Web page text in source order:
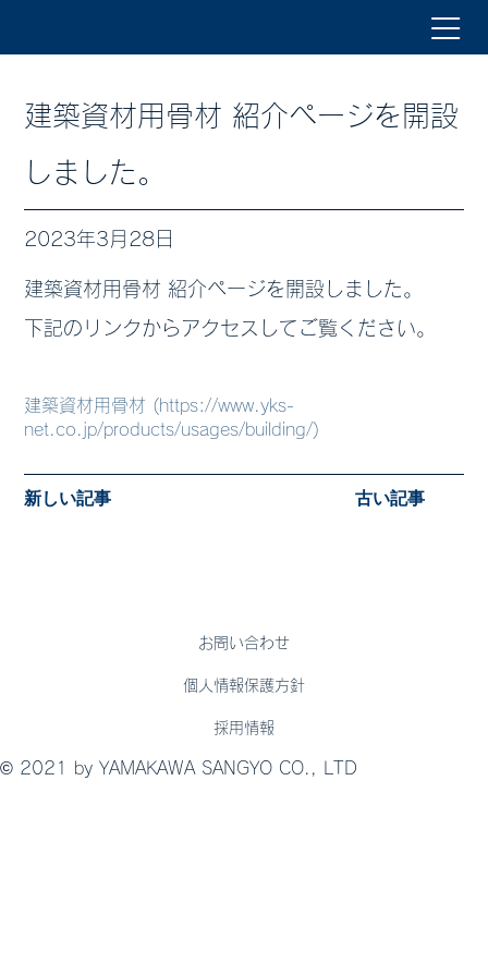
2023年3月28日
建築資材用骨材 紹介ページを開設
しました。
建築資材用骨材 紹介ページを開設しました。
下記のリンクからアクセスしてご覧ください。
建築資材用骨材 (https://www.yks-
net.co.jp/products/usages/building/)
新しい記事 古い記事
© 2021 by YAMAKAWA SANGYO CO., LTD
お問い合わせ
個人情報保護方針
採用情報